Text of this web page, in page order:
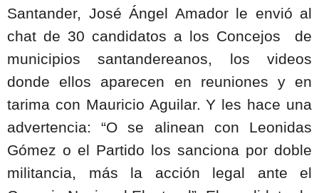
Santander, José Ángel Amador le envió al
chat de 30 candidatos a los Concejos
de
municipios santandereanos, los videos
donde ellos aparecen en reuniones y en
tarima con Mauricio Aguilar. Y les hace una
advertencia: “O se alinean con Leonidas
Gómez o el Partido los sanciona por doble
militancia, más la acción legal ante el